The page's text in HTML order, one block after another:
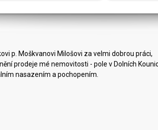
p. Moškvanovi Milošovi za velmi dobrou práci,
prodeje mé nemovitosti - pole v Dolních
nasazením a pochopením.